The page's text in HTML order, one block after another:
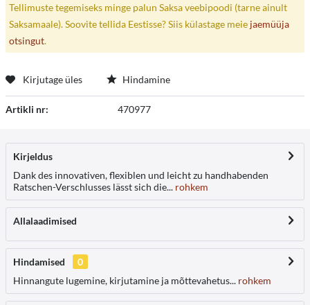
Tellimuste tegemiseks minge palun Saksa veebipoodi (tarne ainult
Saksamaale). Soovite tellida Eestisse? Siis külastage meie jaemüüja
otsingut.
Kirjutage üles Hindamine
Artikli nr: 470977
Kirjeldus
Dank des innovativen, flexiblen und leicht zu handhabenden
Ratschen-Verschlusses lässt sich die... rohkem
Allalaadimised
Hindamised
0
Hinnangute lugemine, kirjutamine ja mõttevahetus... rohkem